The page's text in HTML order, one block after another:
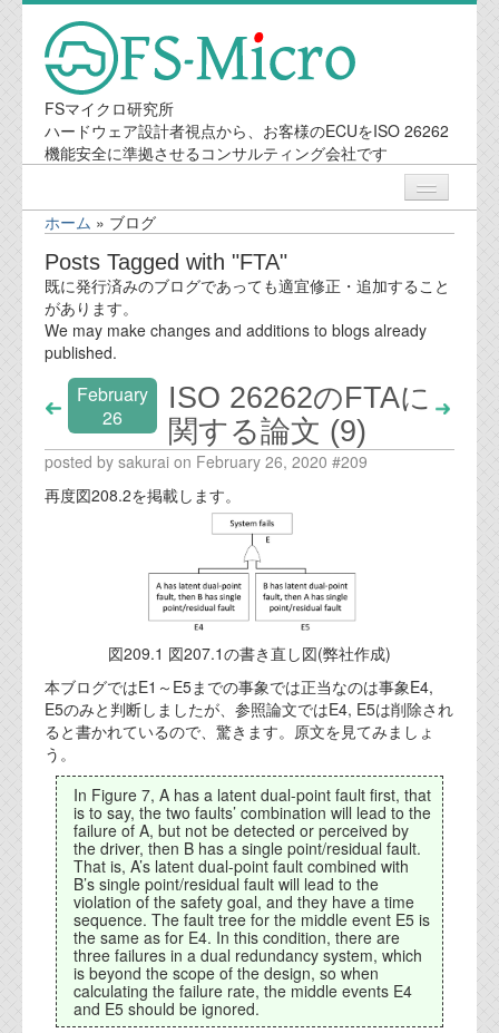
FSマイクロ研究所
ハードウェア設計者視点から、お客様のECUをISO 26262
機能安全に準拠させるコンサルティング会社です
ニュース
業務内容
会社案内
会社概要
ブログ
機能安全ブログ
テクノロジ
外部投稿記事
ブログテーマ
技術文書
ご希望の方は、お問い合わせページから
資料閲覧パスワードをお問い合わせ頂き
ログインをお願い致します。アカウント
ホーム » ブログ
Posts Tagged with "FTA"
既に発行済みのブログであっても適宜修正・追加すること
があります。
We may make changes and additions to blogs already
published.
February
26
ISO 26262のFTAに
関する論文 (9)
posted by sakurai on February 26, 2020 #209
再度図208.2を掲載します。
図209.1 図207.1の書き直し図(弊社作成)
本ブログではE1～E5までの事象では正当なのは事象E4,
E5のみと判断しましたが、参照論文ではE4, E5は削除され
ると書かれているので、驚きます。原文を見てみましょ
う。
In Figure 7, A has a latent dual-point fault first, that
is to say, the two faults’ combination will lead to the
failure of A, but not be detected or perceived by
the driver, then B has a single point/residual fault.
That is, A’s latent dual-point fault combined with
B’s single point/residual fault will lead to the
violation of the safety goal, and they have a time
sequence. The fault tree for the middle event E5 is
the same as for E4. In this condition, there are
three failures in a dual redundancy system, which
is beyond the scope of the design, so when
calculating the failure rate, the middle events E4
and E5 should be ignored.